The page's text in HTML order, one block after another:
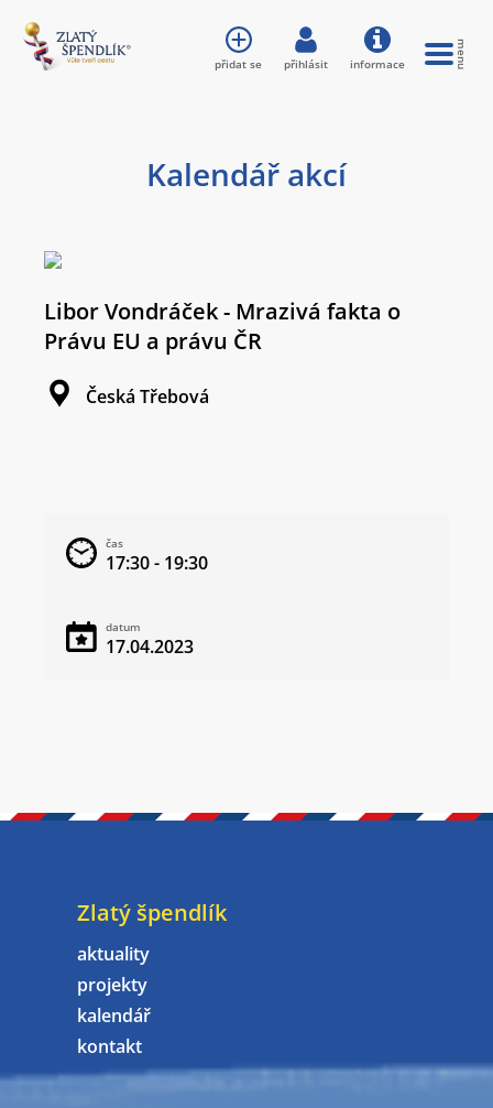
Kalendář akcí
Libor Vondráček - Mrazivá fakta o
Právu EU a právu ČR
Česká Třebová
čas
17:30 - 19:30
datum
17.04.2023
přidat se přihlásit informace
Zlatý špendlík
aktuality
projekty
kalendář
kontakt